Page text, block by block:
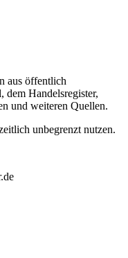
aus öffentlich
dem Handelsregister,
und weiteren Quellen.
unbegrenzt nutzen.